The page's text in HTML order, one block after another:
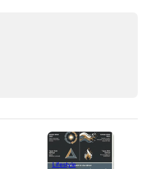
Lifestyle